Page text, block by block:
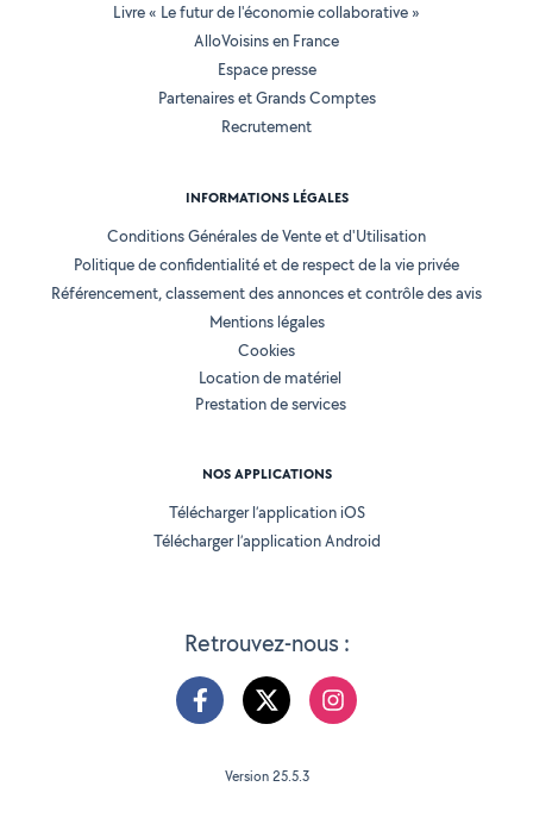
Retrouvez-nous :
Livre « Le futur de l'économie collaborative »
AlloVoisins en France
Espace presse
Partenaires et Grands Comptes
Recrutement
INFORMATIONS LÉGALES
Conditions Générales de Vente et d'Utilisation
Politique de confidentialité et de respect de la vie privée
Référencement, classement des annonces et contrôle des avis
Mentions légales
Cookies
Location de matériel
Prestation de services
NOS APPLICATIONS
Télécharger l’application iOS
Télécharger l’application Android
Version 25.5.3